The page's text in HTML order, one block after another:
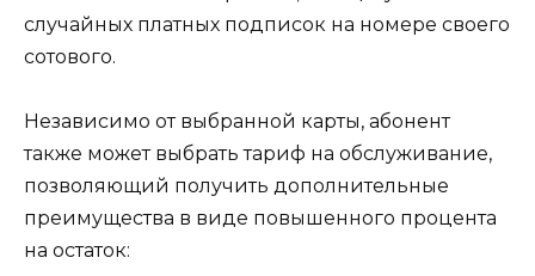
случайных платных подписок на номере своего
сотового.
Независимо от выбранной карты, абонент
также может выбрать тариф на обслуживание,
позволяющий получить дополнительные
преимущества в виде повышенного процента
на остаток: